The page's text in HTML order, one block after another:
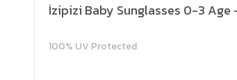
İzipizi Baby Sunglasses 0-3
100% UV Protected